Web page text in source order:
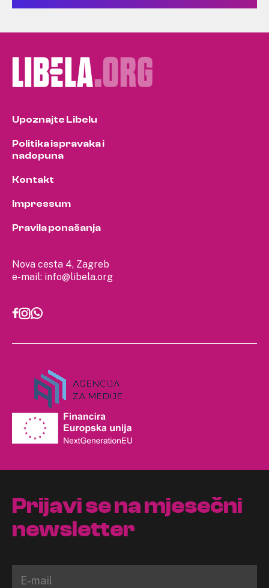
Nova cesta 4, Zagreb
e-mail: info@libela.org
Upoznajte Libelu
Politika ispravaka i
nadopuna
Kontakt
Impressum
Pravila ponašanja
Prijavi se na mjesečni
newsletter